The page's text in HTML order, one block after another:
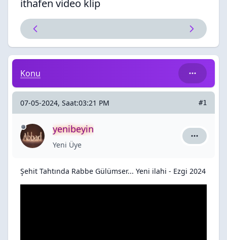
ithafen video klip
Ruhumun Ruhu Rim. Gazze'de bombardımanda
Konu
07-05-2024, Saat:03:21 PM #1
yenibeyin
Yeni Üye
Şehit Tahtında Rabbe Gülümser... Yeni ilahi - Ezgi 2024